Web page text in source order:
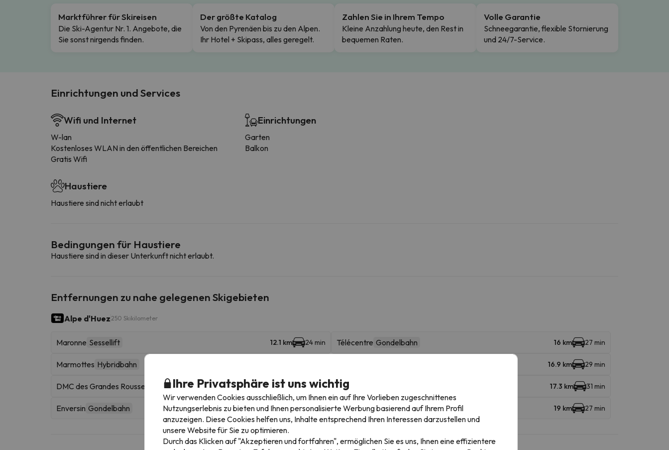
Marktführer für Skireisen
Die Ski-Agentur Nr. 1. Angebote, die
Sie sonst nirgends finden.
Der größte Katalog
Von den Pyrenäen bis zu den Alpen.
Ihr Hotel + Skipass, alles geregelt.
Zahlen Sie in Ihrem Tempo
Kleine Anzahlung heute, den Rest in
bequemen Raten.
Volle Garantie
Schneegarantie, flexible Stornierung
und 24/7-Service.
Einrichtungen und Services
Wifi und Internet
W-lan
Kostenloses WLAN in den öffentlichen Bereichen
Gratis Wifi
Haustiere
Haustiere sind nicht erlaubt
Einrichtungen
Garten
Balkon
Bedingungen für Haustiere
Haustiere sind in dieser Unterkunft nicht erlaubt.
Entfernungen zu nahe gelegenen Skigebieten
Alpe d'Huez 250 Skikilometer
Maronne Sessellift 12.1 km 24 min Télécentre Gondelbahn 16 km 27 min
Marmottes Hybridbahn 16.9 km 29 min
DMC des Grandes Rousses Gondelbahn 17 km 30 min Auris Express 17.3 km 31 min
Enversin Gondelbahn 19 km 27 min Villette Gondelbahn 19 km 27 min
Ihre Privatsphäre ist uns wichtig
Wir verwenden Cookies ausschließlich, um Ihnen ein auf Ihre Vorlieben zugeschnittenes
Nutzungserlebnis zu bieten und Ihnen personalisierte Werbung basierend auf Ihrem Profil
anzuzeigen. Diese Cookies helfen uns, Inhalte entsprechend Ihren Interessen darzustellen und
unsere Website für Sie zu optimieren.
Durch das Klicken auf "Akzeptieren und fortfahren", ermöglichen Sie es uns, Ihnen eine effizientere